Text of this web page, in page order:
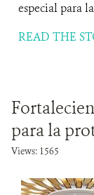
especial para
READ THE
para la
Views: 1565